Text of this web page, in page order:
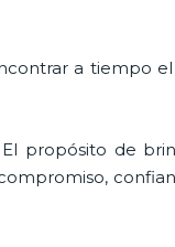
a tiempo
propósito de